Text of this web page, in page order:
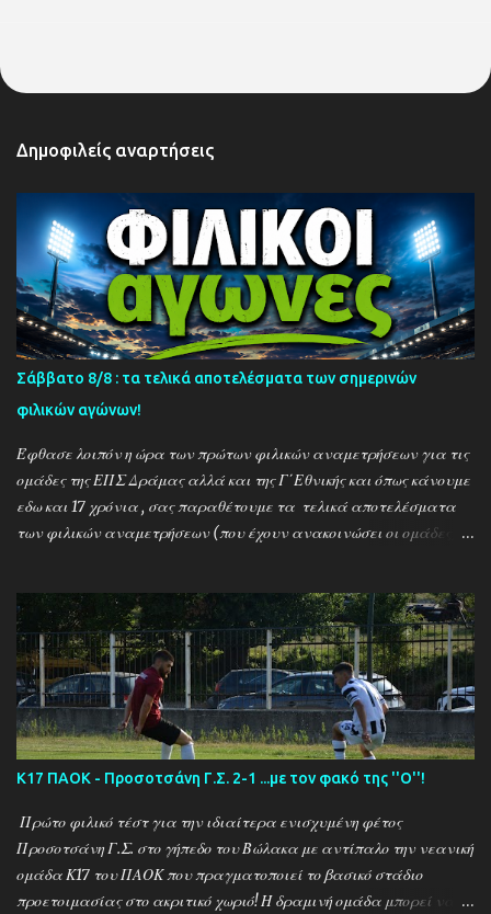
Δημοφιλείς αναρτήσεις
Σάββατο 8/8 : τα τελικά αποτελέσματα των σημερινών
φιλικών αγώνων!
Έφθασε λοιπόν η ώρα των πρώτων φιλικών αναμετρήσεων για τις
ομάδες της ΕΠΣ Δράμας αλλά και της Γ΄Εθνικής και όπως κάνουμε
εδω και 17 χρόνια , σας παραθέτουμε τα τελικά αποτελέσματα
των φιλικών αναμετρήσεων (που έχουν ανακοινώσει οι ομάδες) ....
Ξηροποτάμος - Νευροκοπι 2-2 Α.Ο. Καβάλα - Αγ. Αθανάσιος 5-1
Μαυρόβατος - Αμπελοκηποι 0-2 Κ17 ΠΑΟΚ - Προσοτσάνη 2-1
(7/8) ------------------------------------------------------
--------- Ν. Αμισος - Νεοχώρι Σερρών 3-0
Κ17 ΠΑΟΚ - Προσοτσάνη Γ.Σ. 2-1 ...με τον φακό της ''Ο''!
Πρώτο φιλικό τέστ για την ιδιαίτερα ενισχυμένη φέτος
Προσοτσάνη Γ.Σ. στο γήπεδο του Βώλακα με αντίπαλο την νεανική
ομάδα Κ17 του ΠΑΟΚ που πραγματοποιεί το βασικό στάδιο
προετοιμασίας στο ακριτικό χωριό! Η δραμινή ομάδα μπορεί να